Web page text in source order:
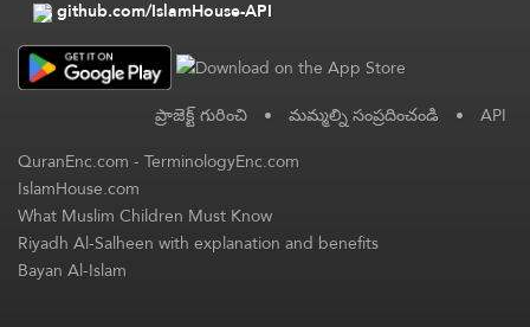
github.com/IslamHouse-API
ప్రాజెక్ట్ గురించి • మమ్మల్ని సంప్రదించండి • API
QuranEnc.com-TerminologyEnc.com
IslamHouse.com
What Muslim Children Must Know
Riyadh Al-Salheen with explanation and benefits
Bayan Al-Islam